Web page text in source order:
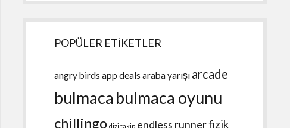
POPÜLER ETİKETLER
angry birds app deals araba yarışı arcade
bulmaca bulmaca oyunu
chillingo dizi takip endless runnerfizik